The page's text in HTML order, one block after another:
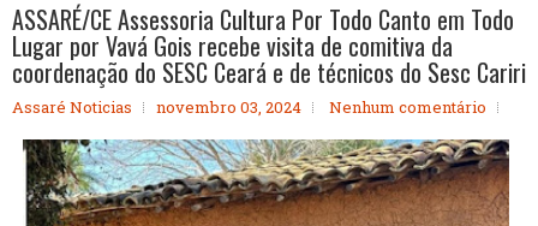
ASSARÉ/CE Assessoria Cultura Por Todo Canto em Todo
Lugar por Vavá Gois recebe visita de comitiva da
coordenação do SESC Ceará e de técnicos do Sesc Cariri
Assaré Noticias novembro 03, 2024 Nenhum comentário